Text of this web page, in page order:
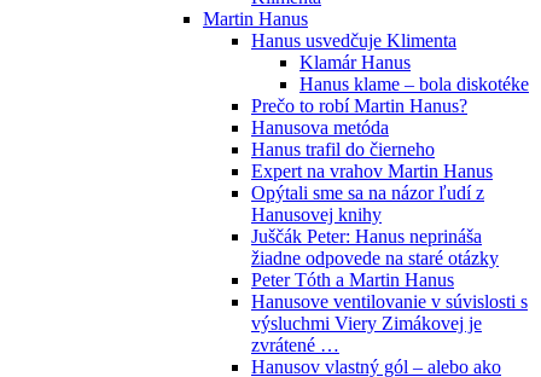
Martin Hanus
Hanus usvedčuje Klimenta
Klamár Hanus
Hanus klame – bola diskotéke
Prečo to robí Martin Hanus?
Hanusova metóda
Hanus trafil do čierneho
Expert na vrahov Martin Hanus
Opýtali sme sa na názor ľudí z
Hanusovej knihy
Juščák Peter: Hanus neprináša
žiadne odpovede na staré otázky
Peter Tóth a Martin Hanus
Hanusove ventilovanie v súvislosti s
výsluchmi Viery Zimákovej je
zvrátené …
Hanusov vlastný gól – alebo ako